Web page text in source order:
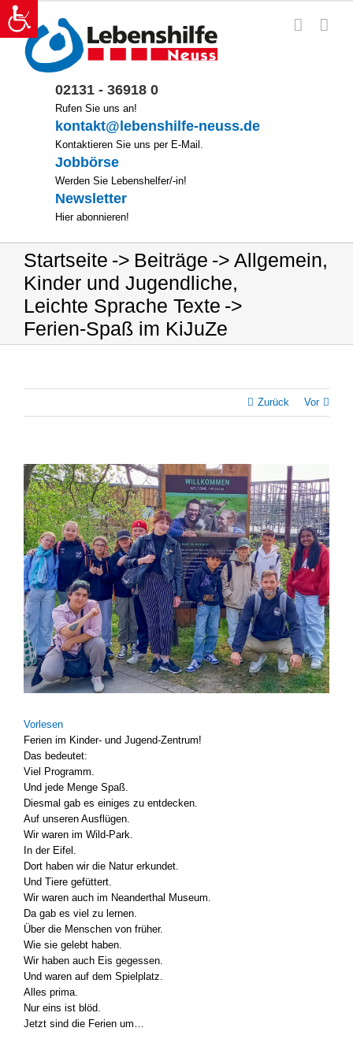
Zum
Inhalt
springen
02131 - 36918 0
Rufen Sie uns an!
kontakt@lebenshilfe-neuss.de
Kontaktieren Sie uns per E-Mail.
Jobbörse
Werden Sie Lebenshelfer/-in!
Newsletter
Hier abonnieren!
Startseite Beiträge Allgemein,
Kinder und Jugendliche,
Leichte Sprache Texte
Ferien-Spaß im KiJuZe
Zurück Vor
Zeige
grösseres
Bild
Vor­le­sen
Feri­en im Kinder- und Jugend-Zentrum!
Das bedeu­tet:
Viel Pro­gramm.
Und jede Men­ge Spaß.
Dies­mal gab es eini­ges zu ent­de­cken.
Auf unse­ren Aus­flü­gen.
Wir waren im Wild-Park.
In der Eifel.
Dort haben wir die Natur erkun­det.
Und Tie­re gefüt­tert.
Wir waren auch im Nean­der­thal Muse­um.
Da gab es viel zu ler­nen.
Über die Men­schen von frü­her.
Wie sie gelebt haben.
Wir haben auch Eis geges­sen.
Und waren auf dem Spiel­platz.
Alles pri­ma.
Nur eins ist blöd.
Jetzt sind die Feri­en um…